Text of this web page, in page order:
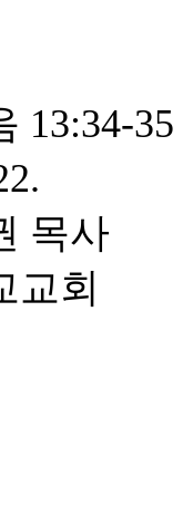
13:34-35
목사
교회